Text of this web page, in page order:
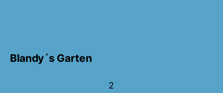
Blandy´s Garten
2